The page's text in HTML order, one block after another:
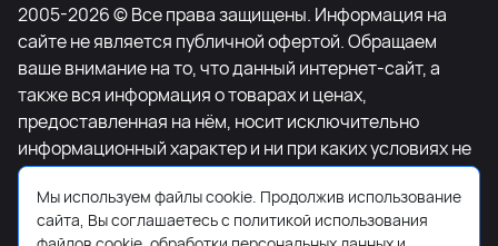
2005-2026 © Все права защищены. Информация на
сайте не является публичной офертой. Обращаем
ваше внимание на то, что данный интернет-сайт, а
также вся информация о товарах и ценах,
предоставленная на нём, носит исключительно
информационный характер и ни при каких условиях не
является публичной офертой, определяемой
положениями Статьи 437 Гражданского кодекса
Российской Федерации. Для получения подробной
Мы используем файлы cookie. Продолжив использование
сайта, Вы соглашаетесь с политикой использования